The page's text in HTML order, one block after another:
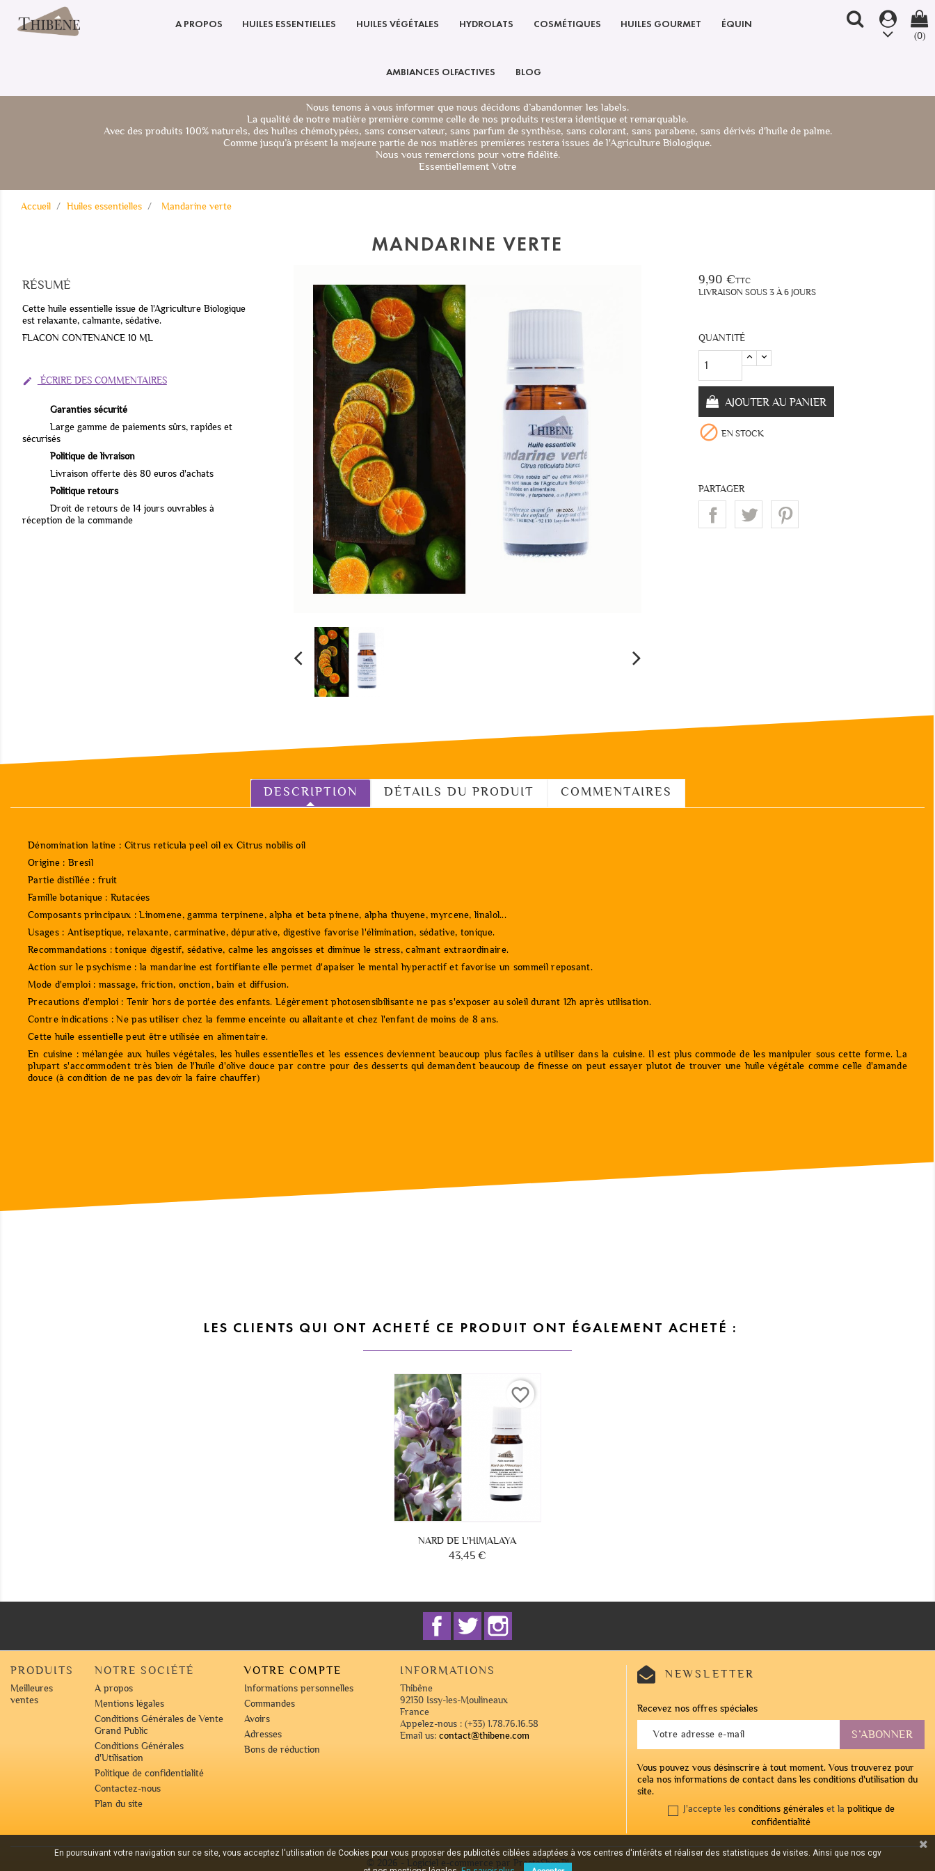
A PROPOS HUILES ESSENTIELLES HUILES VÉGÉTALES HYDROLATS COSMÉTIQUES HUILES GOURMET ÉQUIN
AMBIANCES OLFACTIVES BLOG
(0)
Nous tenons à vous informer que nous décidons d’abandonner les labels.
La qualité de notre matière première comme celle de nos produits restera identique et remarquable.
Avec des produits 100% naturels, des huiles chémotypées, sans conservateur, sans parfum de synthèse, sans colorant, sans parabene, sans dérivés d'huile de palme.
Comme jusqu’à présent la majeure partie de nos matières premières restera issues de l'Agriculture Biologique.
Nous vous remercions pour votre fidélité.
Essentiellement Votre
Accueil Huiles essentielles Mandarine verte
RÉSUMÉ
Cette huile essentielle issue de l'Agriculture Biologique
est relaxante, calmante, sédative.
FLACON CONTENANCE 10 ML
 ÉCRIRE DES COMMENTAIRES
Garanties sécurité
Large gamme de paiements sûrs, rapides et
sécurisés
Politique de livraison
Livraison offerte dès 80 euros d'achats
Politique retours
Droit de retours de 14 jours ouvrables à
réception de la commande
MANDARINE VERTE
9,90 €TTC
LIVRAISON SOUS 3 À 6 JOURS
QUANTITÉ
AJOUTER AU PANIER
 EN STOCK
PARTAGER
DESCRIPTION DÉTAILS DU PRODUIT COMMENTAIRES
Dénomination latine : Citrus reticula peel oil ex Citrus nobilis oil
Origine : Bresil
Partie distillée : fruit
Famille botanique : Rutacées
Composants principaux : Linomene, gamma terpinene, alpha et beta pinene, alpha thuyene, myrcene, linalol...
Usages : Antiseptique, relaxante, carminative, dépurative, digestive favorise l'élimination, sédative, tonique.
Recommandations : tonique digestif, sédative, calme les angoisses et diminue le stress, calmant extraordinaire.
Action sur le psychisme : la mandarine est fortifiante elle permet d'apaiser le mental hyperactif et favorise un sommeil reposant.
Mode d'emploi : massage, friction, onction, bain et diffusion.
Precautions d'emploi : Tenir hors de portée des enfants. Légèrement photosensibilisante ne pas s'exposer au soleil durant 12h après utilisation.
Contre indications : Ne pas utiliser chez la femme enceinte ou allaitante et chez l'enfant de moins de 8 ans.
Cette huile essentielle peut être utilisée en alimentaire.
En cuisine : mélangée aux huiles végétales, les huiles essentielles et les essences deviennent beaucoup plus faciles à utiliser dans la cuisine. Il est plus commode de les manipuler sous cette forme. La
plupart s'accommodent très bien de l'huile d'olive douce par contre pour des desserts qui demandent beaucoup de finesse on peut essayer plutot de trouver une huile végétale comme celle d'amande
douce (à condition de ne pas devoir la faire chauffer)
LES CLIENTS QUI ONT ACHETÉ CE PRODUIT ONT ÉGALEMENT ACHETÉ :
NARD DE L'HIMALAYA
Prix
43,45 €
favorite_border
FacebookTwitter
PRODUITS
Meilleures
ventes
NOTRE SOCIÉTÉ
A propos
Mentions légales
Conditions Générales de Vente
Grand Public
Conditions Générales
d'Utilisation
Politique de confidentialité
Contactez-nous
Plan du site
VOTRE COMPTE
Informations personnelles
Commandes
Avoirs
Adresses
Bons de réduction
INFORMATIONS
Thibêne
92130 Issy-les-Moulineaux
France
Appelez-nous : (+33) 1.78.76.16.58
Email us: contact@thibene.com
NEWSLETTER
Recevez nos offres spéciales
Vous pouvez vous désinscrire à tout moment. Vous trouverez pour
cela nos informations de contact dans les conditions d'utilisation du
site.
J'accepte les conditions généraleset la politique de
confidentialité
© 2026 - Logiciel e-commerce par PrestaShop™
En poursuivant votre navigation sur ce site, vous acceptez l'utilisation de Cookies pour vous proposer des publicités ciblées adaptées à vos centres d'intérêts et réaliser des statistiques de visites. Ainsi que nos cgv